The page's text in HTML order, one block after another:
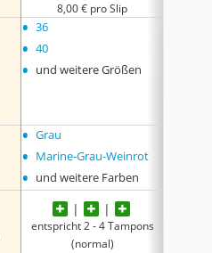
8,00 € pro Slip
• 36
• 40
• und weitere Größen
• Grau
• Marine-Grau-Weinrot
• und weitere Farben
entspricht 2 - 4 Tampons
(normal)